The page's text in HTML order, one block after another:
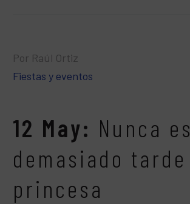
Por Raúl Ortiz
Fiestas y eventos
12 May: Nunca es
demasiado tarde
princesa